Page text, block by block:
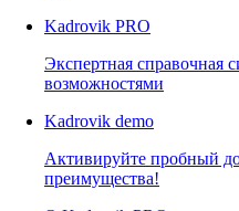
Kadrovik PRO
Экспертная справочная
возможностями
Kadrovik demo
Активируйте пробный
преимущества!